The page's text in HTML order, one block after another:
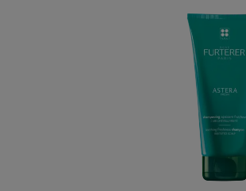
스
테
라
레
수
샴
푸